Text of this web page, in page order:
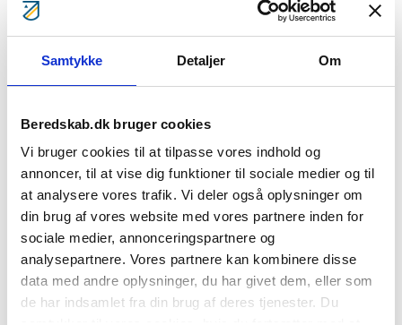
Samtykke Detaljer Om
Beredskab.dk bruger cookies
Vi bruger cookies til at tilpasse vores indhold og
annoncer, til at vise dig funktioner til sociale medier og til
at analysere vores trafik. Vi deler også oplysninger om
din brug af vores website med vores partnere inden for
sociale medier, annonceringspartnere og
analysepartnere. Vores partnere kan kombinere disse
data med andre oplysninger, du har givet dem, eller som
de har indsamlet fra din brug af deres tjenester. Du
Bliv frivillig i redningsberedskabet
Bliv frivillig underviser i
BorgerBeredskabet
Bliv frivillig i Beredskabsstyrelsen